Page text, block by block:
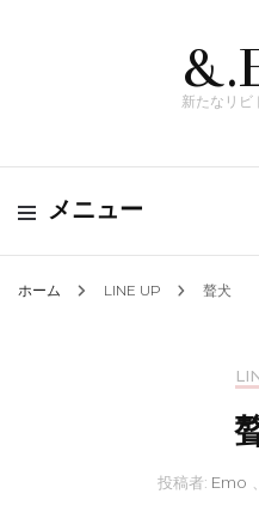
新たなリビ
メニュー
ホーム LINE UP 聱犬
投稿者: Emo